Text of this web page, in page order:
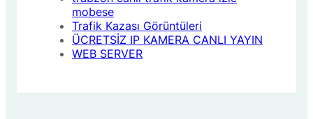
mobese
Trafik Kazası Görüntüleri
ÜCRETSİZ IP KAMERA CANLI YAYIN
WEB SERVER